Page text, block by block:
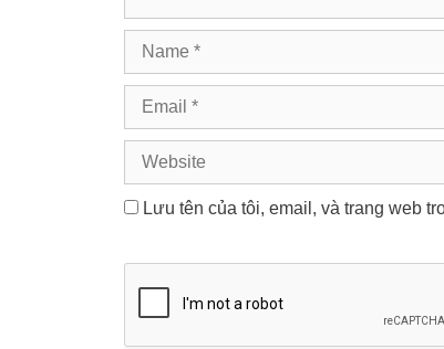
Name
Email
Website
Lưu tên của tôi, email, và trang web